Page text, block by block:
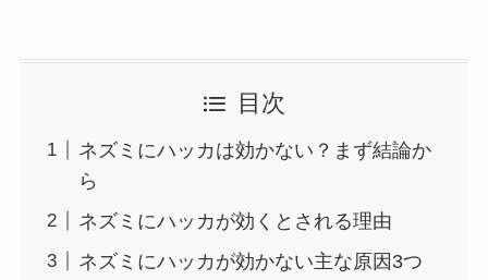
目次
ネズミにハッカは効かない？まず結論か
ら
ネズミにハッカが効くとされる理由
ネズミにハッカが効かない主な原因3つ